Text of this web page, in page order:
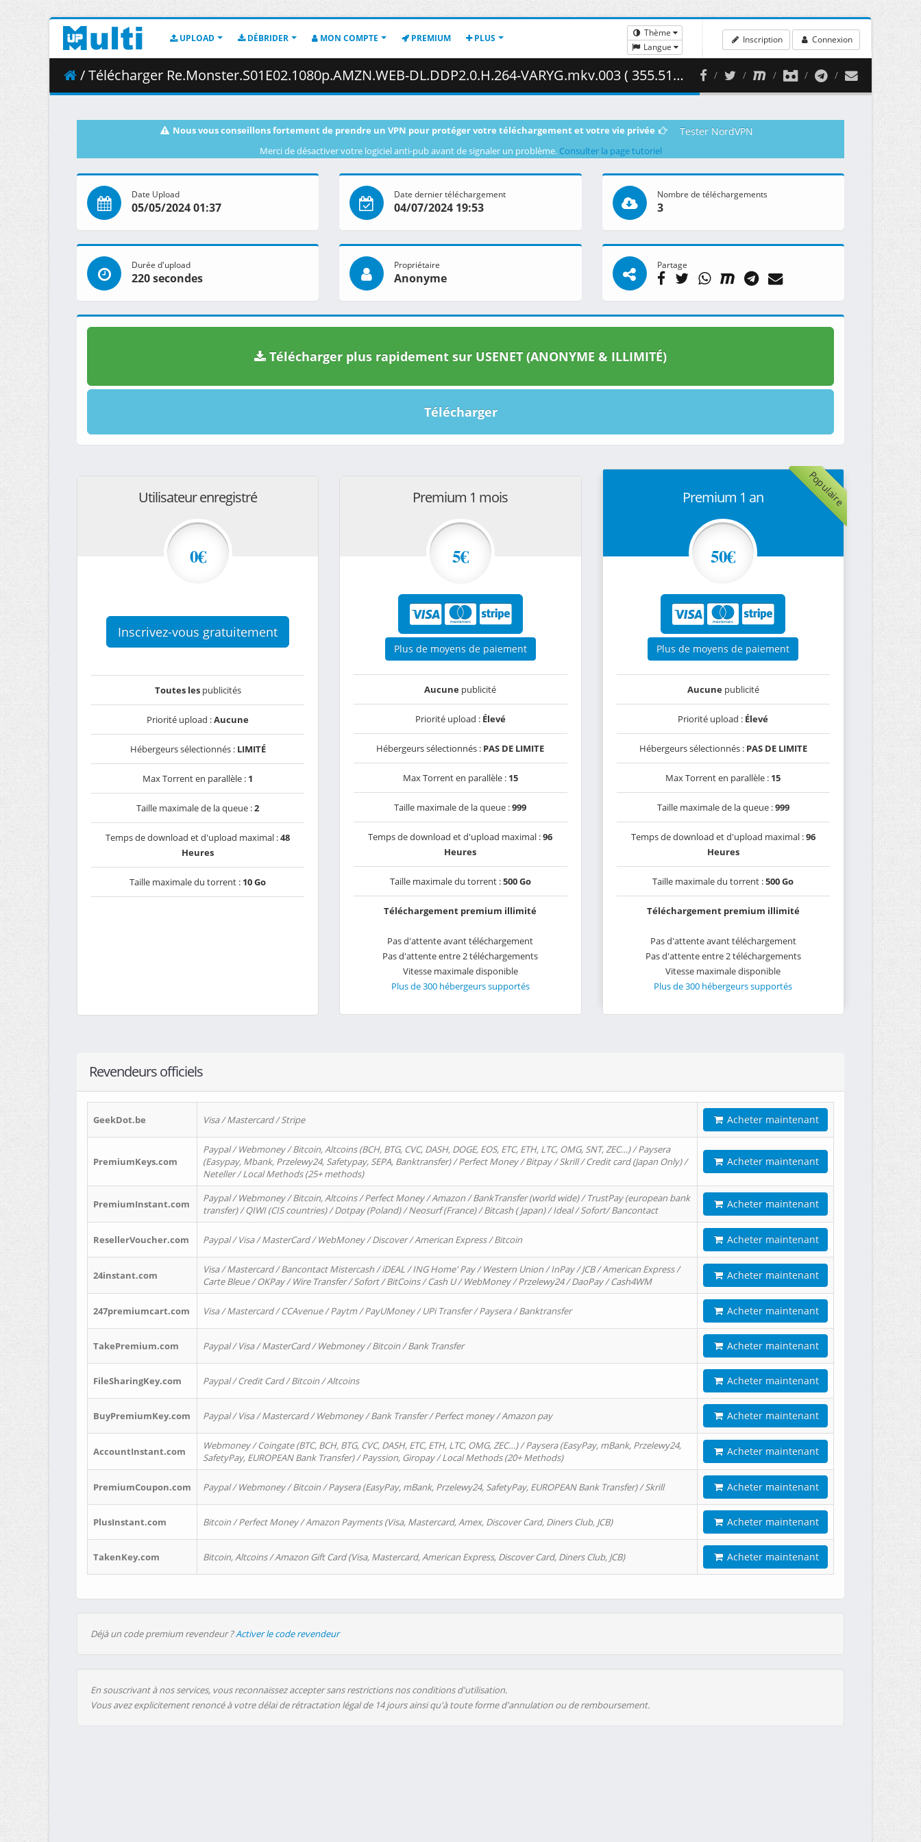
UPLOAD DÉBRIDER MON COMPTE PREMIUM PLUS
Thème
Langue
Inscription Connexion
/ Télécharger Re.Monster.S01E02.1080p.AMZN.WEB-DL.DDP2.0.H.264-VARYG.mkv.003 ( 355.51 MB )
Nous vous conseillons fortement de prendre un VPN pour protéger votre téléchargement et votre vie privée Tester NordVPN
Merci de désactiver votre logiciel anti-pub avant de signaler un problème. Consulter la page tutoriel
Date Upload
05/05/2024 01:37
Date dernier téléchargement
04/07/2024 19:53
Nombre de téléchargements
3
Durée d'upload
220 secondes
Propriétaire
Anonyme
Partage
Télécharger plus rapidement sur USENET (ANONYME & ILLIMITÉ)
Télécharger
Utilisateur enregistré
0€
Inscrivez-vous gratuitement
Toutes lespublicités
Priorité upload :Aucune
Hébergeurs sélectionnés : LIMITÉ
Max Torrent en parallèle : 1
Taille maximale de la queue :2
Temps de download et d'upload maximal :48
Heures
Taille maximale du torrent : 10 Go
Premium 1 mois
5€
Plus de moyens de paiement
Aucune publicité
Priorité upload : Élevé
Hébergeurs sélectionnés : PAS DE LIMITE
Max Torrent en parallèle : 15
Taille maximale de la queue :999
Temps de download et d'upload maximal :96
Heures
Taille maximale du torrent :500 Go
Téléchargement premium illimité
Pas d'attente avant téléchargement
Pas d'attente entre 2 téléchargements
Vitesse maximale disponible
Plus de 300 hébergeurs supportés
Populaire
Premium 1 an
50€
Plus de moyens de paiement
Aucunepublicité
Priorité upload : Élevé
Hébergeurs sélectionnés : PAS DE LIMITE
Max Torrent en parallèle : 15
Taille maximale de la queue :999
Temps de download et d'upload maximal :96
Heures
Taille maximale du torrent :500 Go
Téléchargement premium illimité
Pas d'attente avant téléchargement
Pas d'attente entre 2 téléchargements
Vitesse maximale disponible
Plus de 300 hébergeurs supportés
Revendeurs officiels
GeekDot.be Visa / Mastercard / Stripe Acheter maintenant
PremiumKeys.com
Paypal / Webmoney / Bitcoin, Altcoins (BCH, BTG, CVC, DASH, DOGE, EOS, ETC, ETH, LTC, OMG, SNT, ZEC…) / Paysera
(Easypay, Mbank, Przelewy24, Safetypay, SEPA, Banktransfer) / Perfect Money / Bitpay / Skrill / Credit card (Japan Only) /
Neteller / Local Methods (25+ methods)
Acheter maintenant
PremiumInstant.com
Paypal / Webmoney / Bitcoin, Altcoins / Perfect Money / Amazon / BankTransfer (world wide) / TrustPay (european bank
transfer) / QIWI (CIS countries) / Dotpay (Poland) / Neosurf (France) / Bitcash ( Japan) / Ideal / Sofort/ Bancontact
Acheter maintenant
ResellerVoucher.com Paypal / Visa / MasterCard / WebMoney / Discover / American Express / Bitcoin Acheter maintenant
24instant.com
Visa / Mastercard / Bancontact Mistercash / iDEAL / ING Home' Pay / Western Union / InPay / JCB / American Express /
Carte Bleue / OKPay / Wire Transfer / Sofort / BitCoins / Cash U / WebMoney / Przelewy24 / DaoPay / Cash4WM
Acheter maintenant
247premiumcart.com Visa / Mastercard / CCAvenue / Paytm / PayUMoney / UPi Transfer / Paysera / Banktransfer Acheter maintenant
TakePremium.com Paypal / Visa / MasterCard / Webmoney / Bitcoin / Bank Transfer Acheter maintenant
FileSharingKey.com Paypal / Credit Card / Bitcoin / Altcoins Acheter maintenant
BuyPremiumKey.com Paypal / Visa / Mastercard / Webmoney / Bank Transfer / Perfect money / Amazon pay Acheter maintenant
AccountInstant.com
Webmoney / Coingate (BTC, BCH, BTG, CVC, DASH, ETC, ETH, LTC, OMG, ZEC…) / Paysera (EasyPay, mBank, Przelewy24,
SafetyPay, EUROPEAN Bank Transfer) / Payssion, Giropay / Local Methods (20+ Methods)
Acheter maintenant
PremiumCoupon.com Paypal / Webmoney / Bitcoin / Paysera (EasyPay, mBank, Przelewy24, SafetyPay, EUROPEAN Bank Transfer) / Skrill Acheter maintenant
PlusInstant.com Bitcoin / Perfect Money / Amazon Payments (Visa, Mastercard, Amex, Discover Card, Diners Club, JCB) Acheter maintenant
TakenKey.com Bitcoin, Altcoins / Amazon Gift Card (Visa, Mastercard, American Express, Discover Card, Diners Club, JCB) Acheter maintenant
Déjà un code premium revendeur ?Activer le code revendeur
En souscrivant à nos services, vous reconnaissez accepter sans restrictions nos conditions d'utilisation.
Vous avez explicitement renoncé à votre délai de rétractation légal de 14 jours ainsi qu'à toute forme d'annulation ou de remboursement.